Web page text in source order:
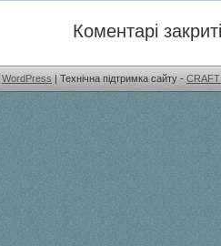
Коментарі
WordPress | Технічна підтримка сайту -